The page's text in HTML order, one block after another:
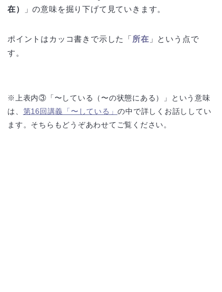
在）
」の意味を掘り下げて見ていきます。
ポイントはカッコ書きで示した「 所在 」という点で
す。
※上表内③「〜している（〜の状態にある）」という意味
は、 第16回講義「〜している」の中で詳しくお話ししてい
ます。そちらもどうぞあわせてご覧ください。